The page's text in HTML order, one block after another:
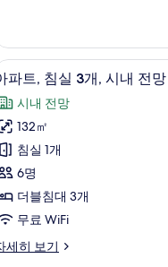
,
시
사
위
,
침
개,
시
,
실
,
시
8
파트, 침실 3개, 시내 전망
시내 전망
132㎡
침실 1개
6명
더블침대 3개
무료 WiFi
세히 보기